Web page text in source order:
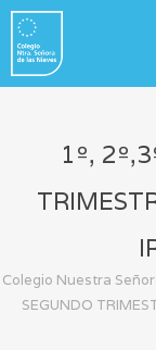
1º,
Colegio Nuestra
SEGUNDO